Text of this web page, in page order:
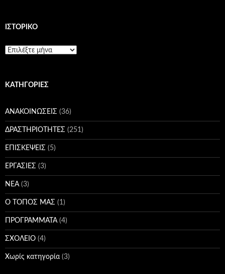
ΙΣΤΟΡΙΚΌ
Ιστορικό
KΑΤΗΓΟΡΊΕΣ
ΑΝΑΚΟΙΝΩΣΕΙΣ (36)
ΔΡΑΣΤΗΡΙΟΤΗΤΕΣ (251)
ΕΠΙΣΚΕΨΕΙΣ (5)
ΕΡΓΑΣΙΕΣ (3)
ΝΕΑ(3)
Ο ΤΟΠΟΣ ΜΑΣ (1)
ΠΡΟΓΡΑΜΜΑΤΑ(4)
ΣΧΟΛΕΙΟ (4)
Χωρίς κατηγορία(3)